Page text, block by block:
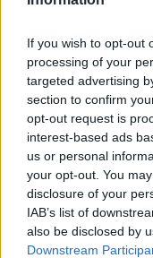
If you wish to opt-out
processing of your
targeted advertising
section to confirm
opt-out request is
interest-based ads
us or personal
your opt-out. You
disclosure of your
IAB’s list of
also be disclosed by
Downstream
La religione è la
Donald e Bibi
L’italiano vero e la
​Complottismo o
​Ma, contessa, non si
Scemo?
​Io non mi fiderei di
Esportazioni Usa: da
​I vestiti nuovi degli
​Pupazzi!
​Il Wild West di Trump
​La depressione